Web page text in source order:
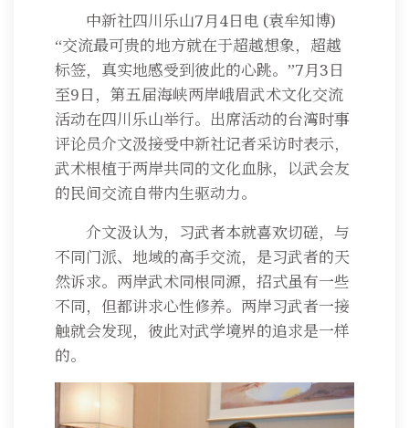
中新社四川乐山7月4日电 (袁牟知博)
“交流最可贵的地方就在于超越想象，超越
标签，真实地感受到彼此的心跳。”7月3日
至9日，第五届海峡两岸峨眉武术文化交流
活动在四川乐山举行。出席活动的台湾时事
评论员介文汲接受中新社记者采访时表示，
武术根植于两岸共同的文化血脉，以武会友
的民间交流自带内生驱动力。
介文汲认为，习武者本就喜欢切磋，与
不同门派、地域的高手交流，是习武者的天
然诉求。两岸武术同根同源，招式虽有一些
不同，但都讲求心性修养。两岸习武者一接
触就会发现，彼此对武学境界的追求是一样
的。